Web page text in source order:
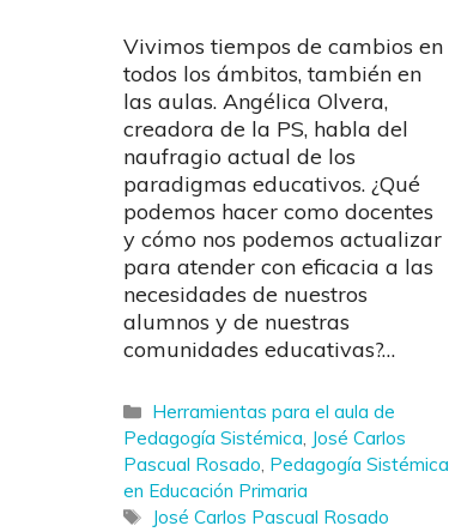
Vivimos tiempos de cambios en
todos los ámbitos, también en
las aulas. Angélica Olvera,
creadora de la PS, habla del
naufragio actual de los
paradigmas educativos. ¿Qué
podemos hacer como docentes
y cómo nos podemos actualizar
para atender con eficacia a las
necesidades de nuestros
alumnos y de nuestras
comunidades educativas?…
Categorías
Herramientas para el aula de
Pedagogía Sistémica, José Carlos
Pascual Rosado, Pedagogía Sistémica
en Educación Primaria
Etiquetas
José Carlos Pascual Rosado